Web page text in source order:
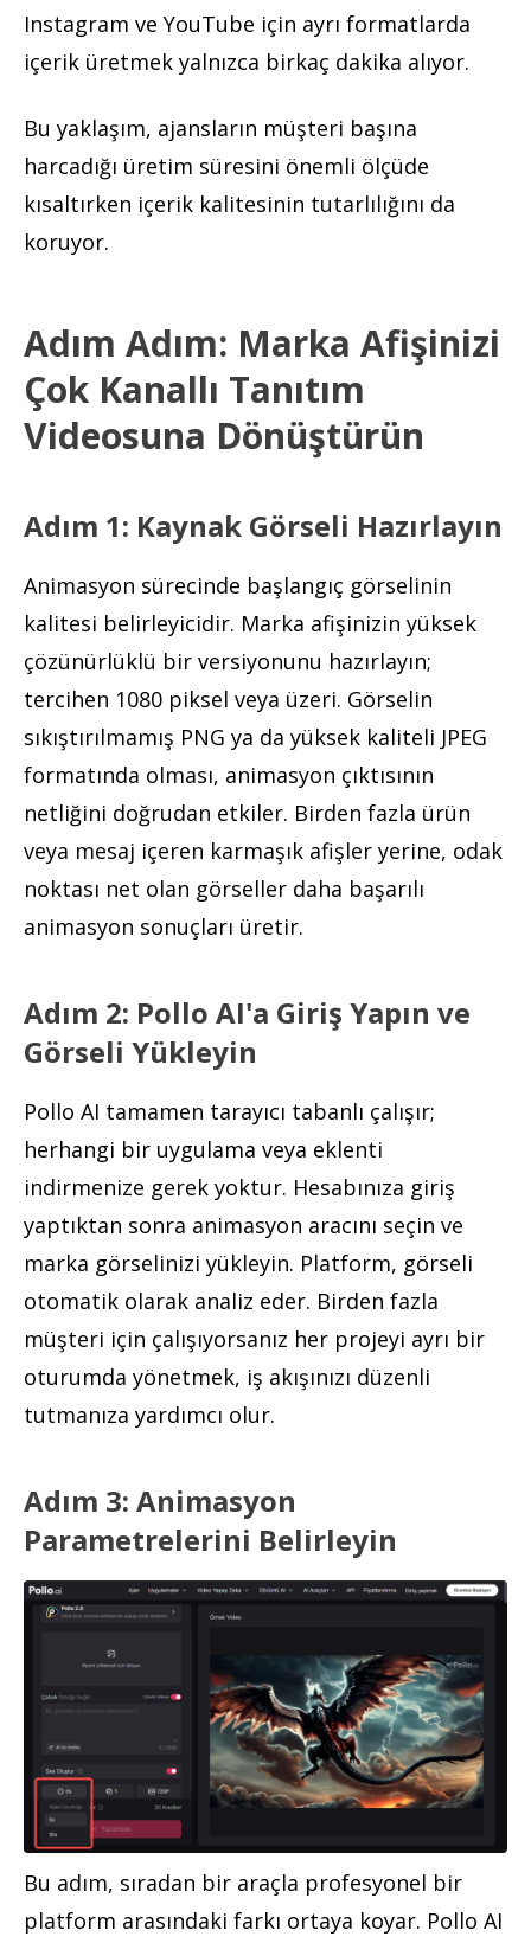
Instagram ve YouTube için ayrı formatlarda
içerik üretmek yalnızca birkaç dakika alıyor.
Bu yaklaşım, ajansların müşteri başına
harcadığı üretim süresini önemli ölçüde
kısaltırken içerik kalitesinin tutarlılığını da
koruyor.
Adım Adım: Marka Afişinizi
Çok Kanallı Tanıtım
Videosuna Dönüştürün
Adım 1: Kaynak Görseli Hazırlayın
Animasyon sürecinde başlangıç görselinin
kalitesi belirleyicidir. Marka afişinizin yüksek
çözünürlüklü bir versiyonunu hazırlayın;
tercihen 1080 piksel veya üzeri. Görselin
sıkıştırılmamış PNG ya da yüksek kaliteli JPEG
formatında olması, animasyon çıktısının
netliğini doğrudan etkiler. Birden fazla ürün
veya mesaj içeren karmaşık afişler yerine, odak
noktası net olan görseller daha başarılı
animasyon sonuçları üretir.
Adım 2: Pollo AI'a Giriş Yapın ve
Görseli Yükleyin
Pollo AI tamamen tarayıcı tabanlı çalışır;
herhangi bir uygulama veya eklenti
indirmenize gerek yoktur. Hesabınıza giriş
yaptıktan sonra animasyon aracını seçin ve
marka görselinizi yükleyin. Platform, görseli
otomatik olarak analiz eder. Birden fazla
müşteri için çalışıyorsanız her projeyi ayrı bir
oturumda yönetmek, iş akışınızı düzenli
tutmanıza yardımcı olur.
Adım 3: Animasyon
Parametrelerini Belirleyin
Bu adım, sıradan bir araçla profesyonel bir
platform arasındaki farkı ortaya koyar. Pollo AI